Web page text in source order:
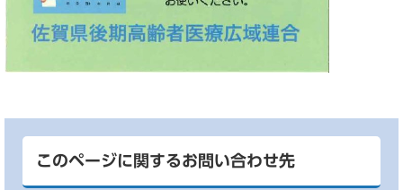
このページに関するお問い合わせ先